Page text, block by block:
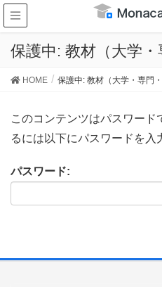
保護中: 教材（大学
HOME 保護中: 教材（大学・専門・
このコンテンツはパスワー
るには以下にパスワードを入
パスワード: